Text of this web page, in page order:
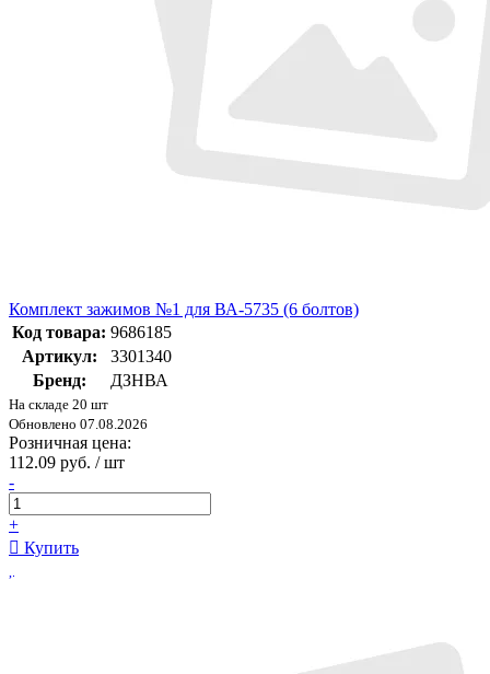
Комплект зажимов №1 для ВА-5735 (6 болтов)
Код товара: 9686185
Артикул:
3301340
Бренд:
ДЗНВА
На складе 20 шт
Обновлено 07.08.2026
Розничная цена:
112.09 руб. / шт
-
+
Купить